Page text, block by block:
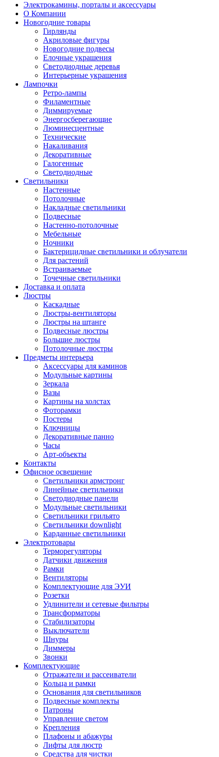
Электрокамины, порталы и аксессуары
О Компании
Новогодние товары
Гирлянды
Акриловые фигуры
Новогодние подвесы
Елочные украшения
Светодиодные деревья
Интерьерные украшения
Лампочки
Ретро-лампы
Филаментные
Диммируемые
Энергосберегающие
Люминесцентные
Технические
Накаливания
Декоративные
Галогенные
Светодиодные
Светильники
Настенные
Потолочные
Накладные светильники
Подвесные
Настенно-потолочные
Мебельные
Ночники
Бактерицидные светильники и облучатели
Для растений
Встраиваемые
Точечные светильники
Доставка и оплата
Люстры
Каскадные
Люстры-вентиляторы
Люстры на штанге
Подвесные люстры
Большие люстры
Потолочные люстры
Предметы интерьера
Аксессуары для каминов
Модульные картины
Зеркала
Вазы
Картины на холстах
Фоторамки
Постеры
Ключницы
Декоративные панно
Часы
Арт-объекты
Контакты
Офисное освещение
Светильники армстронг
Линейные светильники
Светодиодные панели
Модульные светильники
Светильники грильято
Светильники downlight
Карданные светильники
Электротовары
Терморегуляторы
Датчики движения
Рамки
Вентиляторы
Комплектующие для ЭУИ
Розетки
Удлинители и сетевые фильтры
Трансформаторы
Стабилизаторы
Выключатели
Шнуры
Диммеры
Звонки
Комплектующие
Отражатели и рассеиватели
Кольца и рамки
Основания для светильников
Подвесные комплекты
Патроны
Управление светом
Крепления
Плафоны и абажуры
Лифты для люстр
Средства для чистки